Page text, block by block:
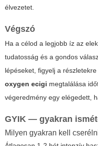
élvezetet.
Végszó
Ha a célod a legjobb íz az
tudatosság és a gondos
lépéseket, figyelj a
oxygen ecigi megtalálása
végeredmény egy elégedett,
GYIK — gyakran
Milyen gyakran kell